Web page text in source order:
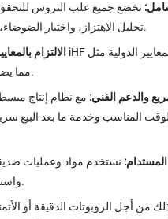
تخضع جميع علب التروس للتحقق
تحليل الاهتزاز، واختبار الضوضاء، ومراقبة درجة الحرارة.
الالتزام
مما يضمن الموثوقية والسلامة.
والدعم الفني: مع نظام إنتاج
المستدام: نستخدم مواد وعمليات صديقة
واستهلاك الطاقة أثناء الإنتاج.
من أجل الروبوتات الدقيقة أو